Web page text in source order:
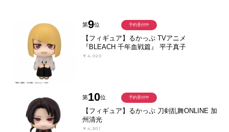
第9位
【フィギュア】るかっぷ TVアニメ
『BLEACH 千年血戦篇』 平子真子
￥4,020
予約受付中
第10位
【フィギュア】るかっぷ 刀剣乱舞ONLINE 加
州清光
￥4,301
予約受付中